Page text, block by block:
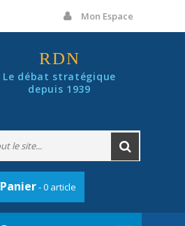
Mon Espace
RDN
Le débat stratégique
depuis 1939
Panier- 0 article